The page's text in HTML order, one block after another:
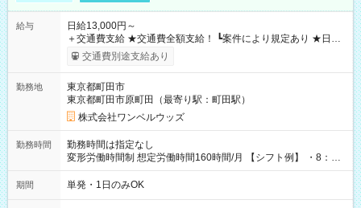
給与
日給13,000円～
＋交通費支給 ★交通費全額支給！ ┗案件により規定あり ★日払
いOK！（規定あり） ┗働いたその日に現金GET♪ お仕事後はコ
ンビニATMから 日払い分を引き落とせます！ 【試用期間】試
交通費別途支給あり
勤務地
東京都町田市
東京都町田市原町田（最寄り駅：町田駅）
株式会社ワンベルウッズ
勤務時間
勤務時間は指定なし
変形労働時間制 想定労働時間160時間/月 【シフト例】 ・8：00
～21：00
期間 単発・1日のみOK